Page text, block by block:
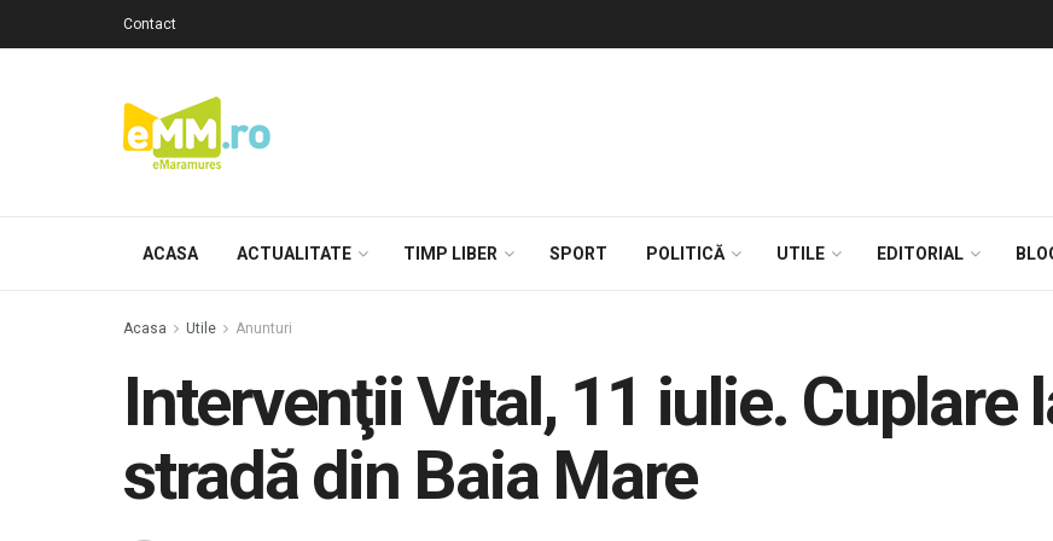
Contact
ACASA ACTUALITATE TIMP LIBER SPORT POLITICĂ UTILE EDITORIAL
Acasa Utile Anunturi
Intervenţii Vital, 11 iulie. Cuplare
stradă din Baia Mare